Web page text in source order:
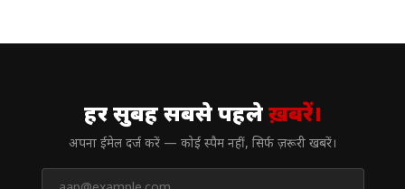
हर सुबह सबसे पहलेख़बरें।
अपना ईमेल दर्ज करें — कोई स्पैम नहीं, सिर्फ ज़रूरी खबरें।